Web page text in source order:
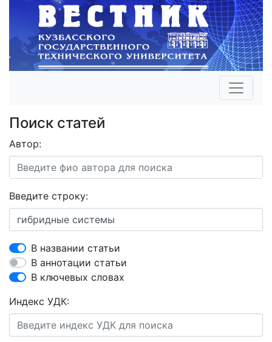
Поиск статей
Автор:
Введите строку:
В названии статьи
В аннотации статьи
В ключевых словах
Индекс УДК: